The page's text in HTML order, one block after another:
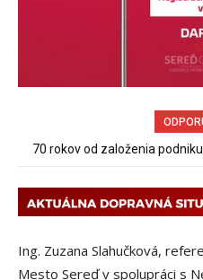
70 rokov od založenia podniku
Sereď niekedy bola
Ing. Zuzana Slahučková,
Mesto Sereď v spolupráci s